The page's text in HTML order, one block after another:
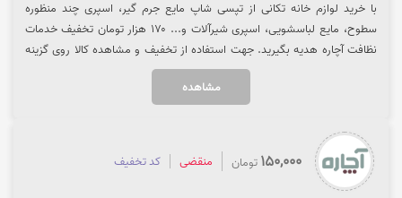
با خرید لوازم خانه تکانی از تپسی شاپ مایع جرم گیر، اسپری چند منظوره
سطوح، مایع لباسشویی، اسپری شیرآلات و... ۱۷۰ هزار تومان تخفیف خدمات
نظافت آچاره هدیه بگیرید. جهت استفاده از تخفیف و مشاهده کالا روی گزینه
مشاهده
150,000 تومان منقضی کد تخفیف